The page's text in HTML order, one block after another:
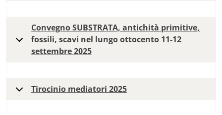
Convegno SUBSTRATA, antichità primitive,
fossili, scavi nel lungo ottocento 11-12
settembre 2025
Tirocinio mediatori 2025